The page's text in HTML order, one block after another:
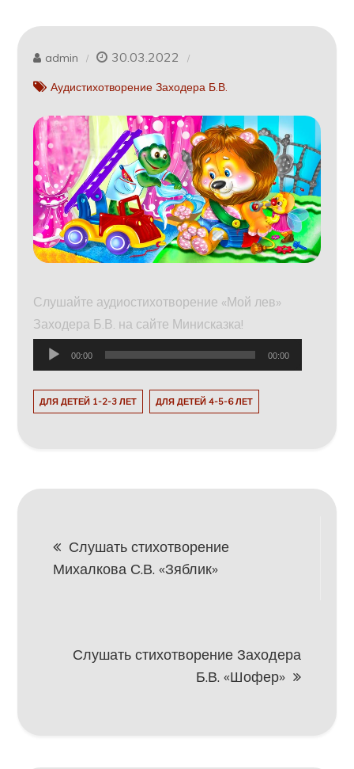
admin 30.03.2022
Аудистихотворение Заходера Б.В.
Слушайте аудиостихотворение «Мой лев»
Заходера Б.В. на сайте Минисказка!
Аудиоплеер
00:00 00:00
ДЛЯ ДЕТЕЙ 1-2-3 ЛЕТ ДЛЯ ДЕТЕЙ 4-5-6 ЛЕТ
Навигация
по
Слушать стихотворение
Михалкова С.В. «Зяблик»
Слушать стихотворение Заходера
Б.В. «Шофер»